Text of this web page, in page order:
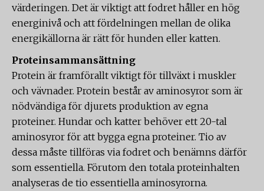
värderingen. Det är viktigt att fodret håller en hög
energinivå och att fördelningen mellan de olika
energikällorna är rätt för hunden eller katten.
Proteinsammansättning
Protein är framförallt viktigt för tillväxt i muskler
och vävnader. Protein består av aminosyror som är
nödvändiga för djurets produktion av egna
proteiner. Hundar och katter behöver ett 20-tal
aminosyror för att bygga egna proteiner. Tio av
dessa måste tillföras via fodret och benämns därför
som essentiella. Förutom den totala proteinhalten
analyseras de tio essentiella aminosyrorna.